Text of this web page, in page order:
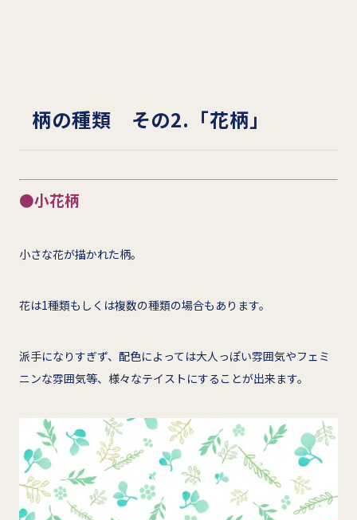
柄の種類 その2.「花柄」
●小花柄
小さな花が描かれた柄。
花は1種類もしくは複数の種類の場合もあります。
派手になりすぎず、配色によっては大人っぽい雰囲気やフェミ
ニンな雰囲気等、様々なテイストにすることが出来ます。